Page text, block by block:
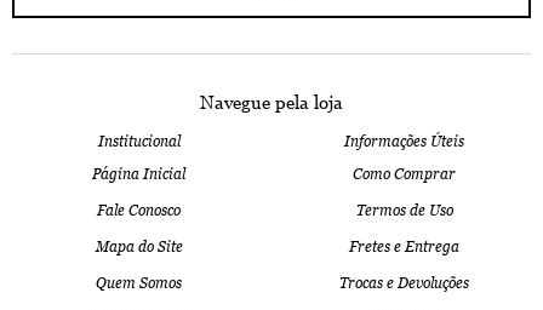
Navegue pela loja
Institucional
Página Inicial
Fale Conosco
Mapa do Site
Quem Somos
Informações Úteis
Como Comprar
Termos de Uso
Fretes e Entrega
Trocas e Devoluções